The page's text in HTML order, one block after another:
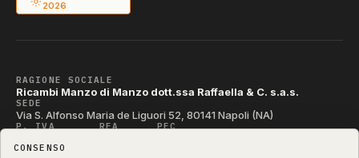
2026
RAGIONE SOCIALE
Ricambi Manzo di Manzo dott.ssa Raffaella & C. s.a.s.
SEDE
Via S. Alfonso Maria de Liguori 52, 80141 Napoli (NA)
P. IVA REA PEC
CODICE SDI
CONSENSO